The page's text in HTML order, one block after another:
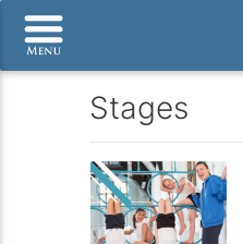
Stages